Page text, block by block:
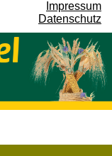
Impressum
Datenschutz